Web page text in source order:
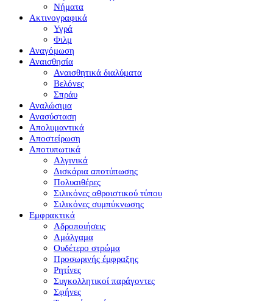
Νήματα
Ακτινογραφικά
Υγρά
Φιλμ
Αναγόμωση
Αναισθησία
Αναισθητικά διαλύματα
Βελόνες
Σπράυ
Αναλώσιμα
Ανασύσταση
Απολυμαντικά
Αποστείρωση
Αποτυπωτικά
Αλγινικά
Δισκάρια αποτύπωσης
Πολυαιθέρες
Σιλικόνες αθροιστικού τύπου
Σιλικόνες συμπύκνωσης
Εμφρακτικά
Αδροποιήσεις
Αμάλγαμα
Ουδέτερο στρώμα
Προσωρινής έμφραξης
Ρητίνες
Συγκολλητικοί παράγοντες
Σφήνες